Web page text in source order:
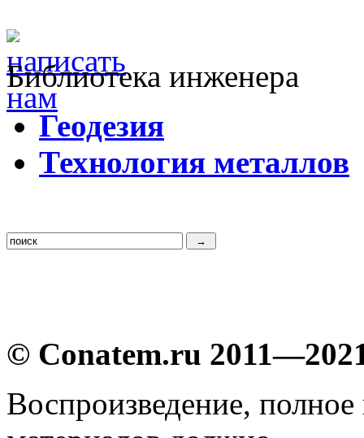
Библиотека инженера
Геодезия
Технология металлов
© Conatem.ru
Воспроизведение,